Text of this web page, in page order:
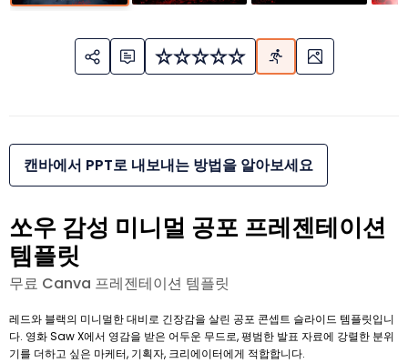
캔바에서 PPT로 내보내는 방법을 알아보세요
쏘우 감성 미니멀 공포 프레젠테이션
템플릿
무료 Canva 프레젠테이션 템플릿
레드와 블랙의 미니멀한 대비로 긴장감을 살린 공포 콘셉트 슬라이드 템플릿입니
다. 영화 Saw X에서 영감을 받은 어두운 무드로, 평범한 발표 자료에 강렬한 분위
기를 더하고 싶은 마케터, 기획자, 크리에이터에게 적합합니다.